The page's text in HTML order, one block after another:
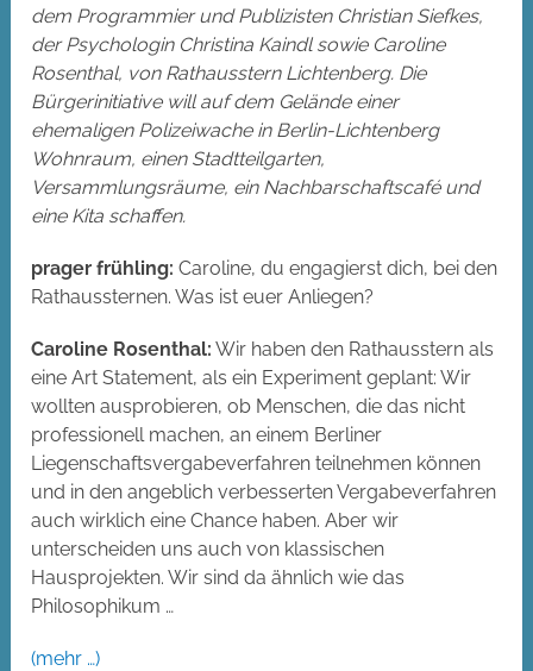
dem Programmier und Publizisten Christian Siefkes,
der Psychologin Christina Kaindl sowie Caroline
Rosenthal, von Rathausstern Lichtenberg. Die
Bürgerinitiative will auf dem Gelände einer
ehemaligen Polizeiwache in Berlin-Lichtenberg
Wohnraum, einen Stadtteilgarten,
Versammlungsräume, ein Nachbarschaftscafé und
eine Kita schaffen.
prager frühling:Caroline, du engagierst dich, bei den
Rathaussternen. Was ist euer Anliegen?
Caroline Rosenthal: Wir haben den Rathausstern als
eine Art Statement, als ein Experiment geplant: Wir
wollten ausprobieren, ob Menschen, die das nicht
professionell machen, an einem Berliner
Liegenschaftsvergabeverfahren teilnehmen können
und in den angeblich verbesserten Vergabeverfahren
auch wirklich eine Chance haben. Aber wir
unterscheiden uns auch von klassischen
Hausprojekten. Wir sind da ähnlich wie das
Philosophikum …
(mehr …)